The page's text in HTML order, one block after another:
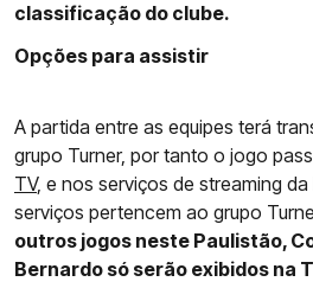
classificação do clube.
Opções para assistir
A partida entre as equipes terá
grupo Turner, por tanto o jogo
TV, e nos serviços de streaming
serviços pertencem ao grupo
outros jogos neste Paulistão,
Bernardo só serão exibidos na